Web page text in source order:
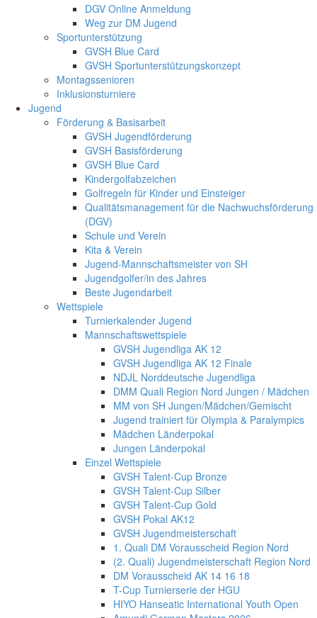
DGV Online Anmeldung
Weg zur DM Jugend
Sportunterstützung
GVSH Blue Card
GVSH Sportunterstützungskonzept
Montagssenioren
Inklusionsturniere
Jugend
Förderung & Basisarbeit
GVSH Jugendförderung
GVSH Basisförderung
GVSH Blue Card
Kindergolfabzeichen
Golfregeln für Kinder und Einsteiger
Qualitätsmanagement für die Nachwuchsförderung
(DGV)
Schule und Verein
Kita & Verein
Jugend-Mannschaftsmeister von SH
Jugendgolfer/in des Jahres
Beste Jugendarbeit
Wettspiele
Turnierkalender Jugend
Mannschaftswettspiele
GVSH Jugendliga AK 12
GVSH Jugendliga AK 12 Finale
NDJL Norddeutsche Jugendliga
DMM Quali Region Nord Jungen / Mädchen
MM von SH Jungen/Mädchen/Gemischt
Jugend trainiert für Olympia & Paralympics
Mädchen Länderpokal
Jungen Länderpokal
Einzel Wettspiele
GVSH Talent-Cup Bronze
GVSH Talent-Cup Silber
GVSH Talent-Cup Gold
GVSH Pokal AK12
GVSH Jugendmeisterschaft
1. Quali DM Vorausscheid Region Nord
(2. Quali) Jugendmeisterschaft Region Nord
DM Vorausscheid AK 14 16 18
T-Cup Turnierserie der HGU
HIYO Hanseatic International Youth Open